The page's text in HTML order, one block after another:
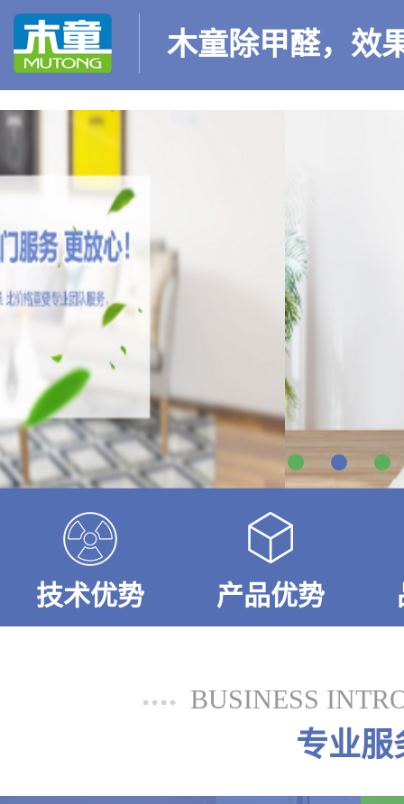
木童除甲醛，效
技术优势 产品优势
BUSINESS
专业服